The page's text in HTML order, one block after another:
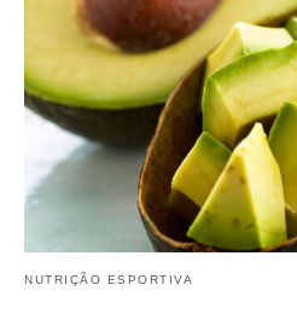
NUTRIÇÃO ESPORTIVA